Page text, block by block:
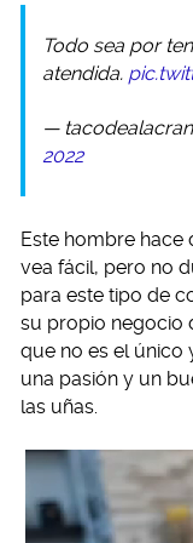
Todo sea por
atendida.
—
2022
Este hombre hace
vea fácil, pero no
para este tipo de
su propio negocio
que no es el único
una pasión y un
las uñas.